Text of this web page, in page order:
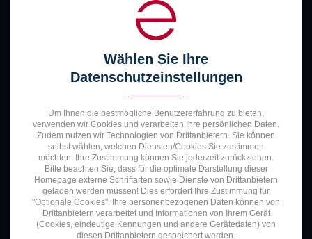
Wählen Sie Ihre
Datenschutzeinstellungen
Um Ihnen die bestmögliche Benutzererfahrung zu bieten,
verwenden wir Cookies und verarbeiten Ihre persönlichen Daten.
Zudem nutzen wir Technologien von Drittanbietern. Sie können
selbst wählen, welchen Diensten/Cookies Sie zustimmen
möchten. Ihre Zustimmung können Sie jederzeit zurückziehen.
Bitte beachten Sie, dass für die optimale Darstellung dieser
Homepage externe Schriftarten sowie Dienste von Drittanbietern
geladen werden müssen! Dies erfordert Ihre Zustimmung für
"Optionale Cookies". Ihre personenbezogenen Daten können von
Drittanbietern verarbeitet und Informationen von Ihrem Gerät
(Cookies, eindeutige Kennungen und andere Gerätedaten) von
diesen Drittanbietern gespeichert werden.